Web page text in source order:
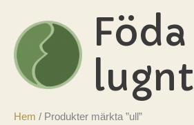
innehåll
Föda
lugnt
Hem / Produkter märkta ”ull”